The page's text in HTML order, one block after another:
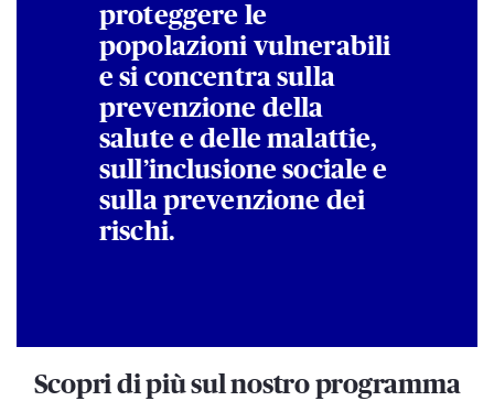
proteggere le
popolazioni vulnerabili
e si concentra sulla
prevenzione della
salute e delle malattie,
sull’inclusione sociale e
sulla prevenzione dei
rischi.
Scopri di più sul nostro programma